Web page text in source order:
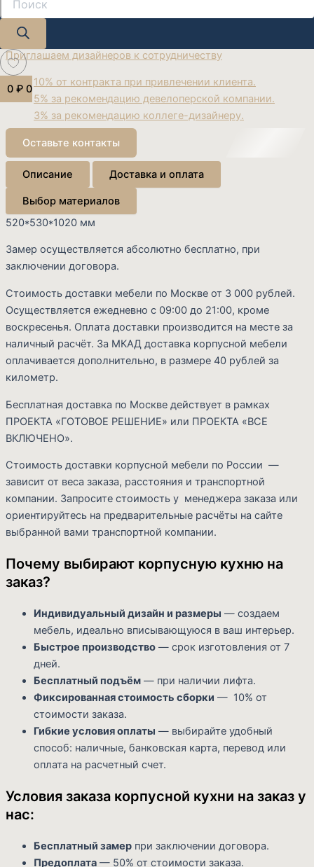
0 ₽ 0
Cart
Приглашаем дизайнеров к сотрудничеству
10% от контракта при привлечении клиента.
5% за рекомендацию девелоперской компании.
3% за рекомендацию коллеге-дизайнеру.
Оставьте контакты
Описание Доставка и оплата
Выбор материалов
520*530*1020 мм
Замер осуществляется абсолютно бесплатно, при
заключении договора.
Стоимость доставки мебели по Москве от 3 000 рублей.
Осуществляется ежедневно с 09:00 до 21:00, кроме
воскресенья. Оплата доставки производится на месте за
наличный расчёт. За МКАД доставка корпусной мебели
оплачивается дополнительно, в размере 40 рублей за
километр.
Бесплатная доставка по Москве действует в рамках
ПРОЕКТА «ГОТОВОЕ РЕШЕНИЕ» или ПРОЕКТА «ВСЕ
ВКЛЮЧЕНО».
Стоимость доставки корпусной мебели по России —
зависит от веса заказа, расстояния и транспортной
компании. Запросите стоимость у менеджера заказа или
ориентируйтесь на предварительные расчёты на сайте
выбранной вами транспортной компании.
Почему выбирают корпусную кухню на
заказ?
Индивидуальный дизайн и размеры — создаем
мебель, идеально вписывающуюся в ваш интерьер.
Быстрое производство — срок изготовления от 7
дней.
Бесплатный подъём — при наличии лифта.
Фиксированная стоимость сборки — 10% от
стоимости заказа.
Гибкие условия оплаты — выбирайте удобный
способ: наличные, банковская карта, перевод или
оплата на расчетный счет.
Условия заказа корпусной кухни на заказ у
нас:
Бесплатный замер при заключении договора.
Предоплата — 50% от стоимости заказа.